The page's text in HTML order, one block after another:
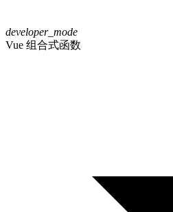
developer_mode
Vue 组合式函数